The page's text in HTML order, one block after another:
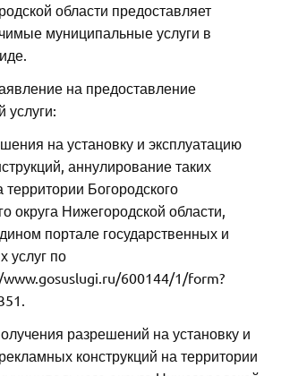
области предоставляет
муниципальные услуги в
на предоставление
услуги:
на установку и эксплуатацию
аннулирование таких
Богородского
округа Нижегородской области,
портале государственных и
услуг по
600144/1/form?
разрешений на установку и
конструкций на территории